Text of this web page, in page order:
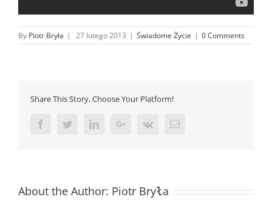
By Piotr Bryła | 27 lutego 2013 | Świadome Życie | 0 Comments
Share This Story, Choose Your Platform!
FacebookTwitterLinkedinGoogle+Vk Email
About the Author: Piotr Bryła